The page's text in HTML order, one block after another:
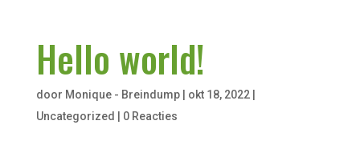
Hello world!
door Monique - Breindump| okt 18, 2022|
Uncategorized
0 Reacties